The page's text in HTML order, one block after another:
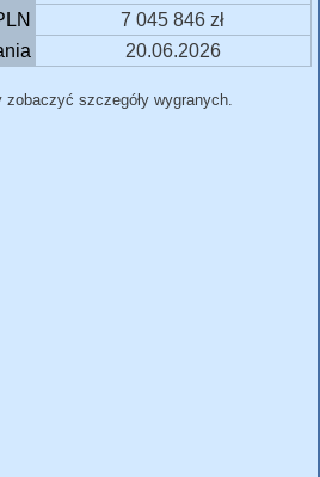
7 045 846 zł
20.06.2026
zobaczyć szczegóły wygranych.